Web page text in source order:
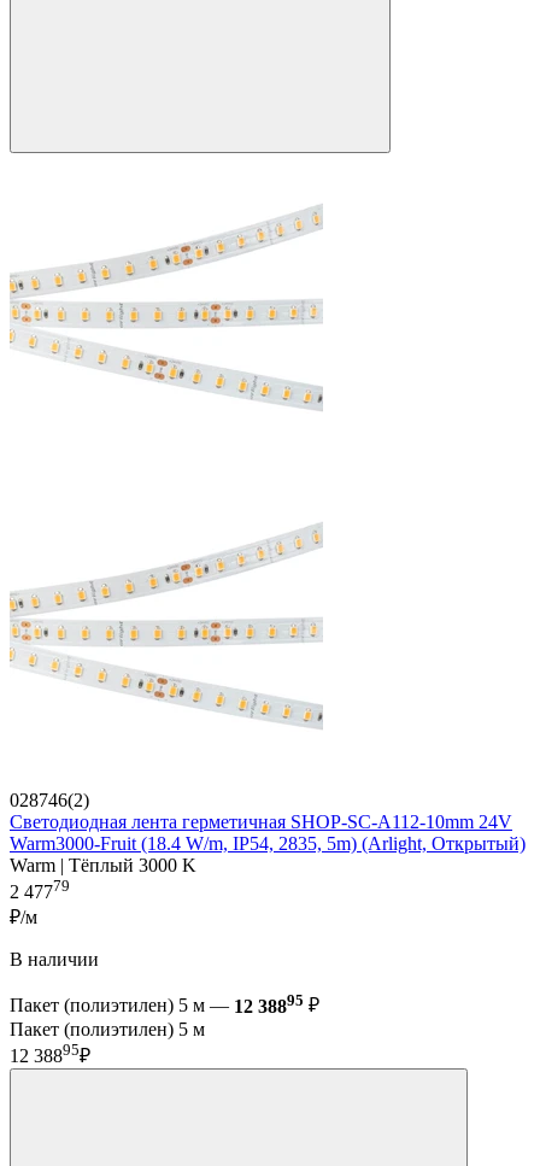
028746(2)
Светодиодная лента герметичная SHOP-SC-A112-10mm 24V
Warm3000-Fruit (18.4 W/m, IP54, 2835, 5m) (Arlight, Открытый)
Warm | Тёплый 3000 K
2 47779
₽/м
В наличии
Пакет (полиэтилен) 5 м — 12 38895 ₽
Пакет (полиэтилен) 5 м
12 38895₽